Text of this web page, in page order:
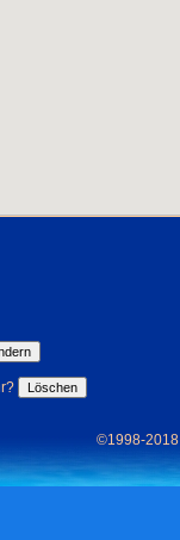
©1998-2018